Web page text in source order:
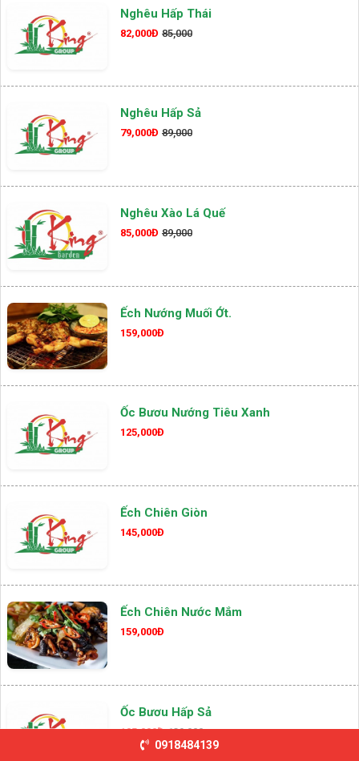
Nghêu Hấp Thái
82,000Đ 85,000
Nghêu Hấp Sả
79,000Đ 89,000
Nghêu Xào Lá Quế
85,000Đ 89,000
Ếch Nướng Muối Ớt.
159,000Đ
Ốc Bươu Nướng Tiêu Xanh
125,000Đ
Ếch Chiên Giòn
145,000Đ
Ếch Chiên Nước Mắm
159,000Đ
Ốc Bươu Hấp Sả
105,000Đ 139,000
0918484139